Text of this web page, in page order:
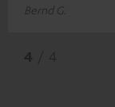
Bernd G.